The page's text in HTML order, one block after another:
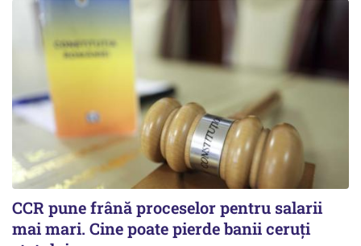
CCR pune frână proceselor pentru salarii
mai mari. Cine poate pierde banii ceruți